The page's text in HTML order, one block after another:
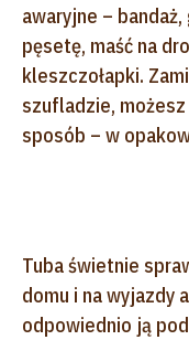
awaryjne –
pęsetę, maść na
kleszczołapki.
szufladzie,
sposób – w
Tuba świetnie
domu i na wyjazdy
odpowiednio ją